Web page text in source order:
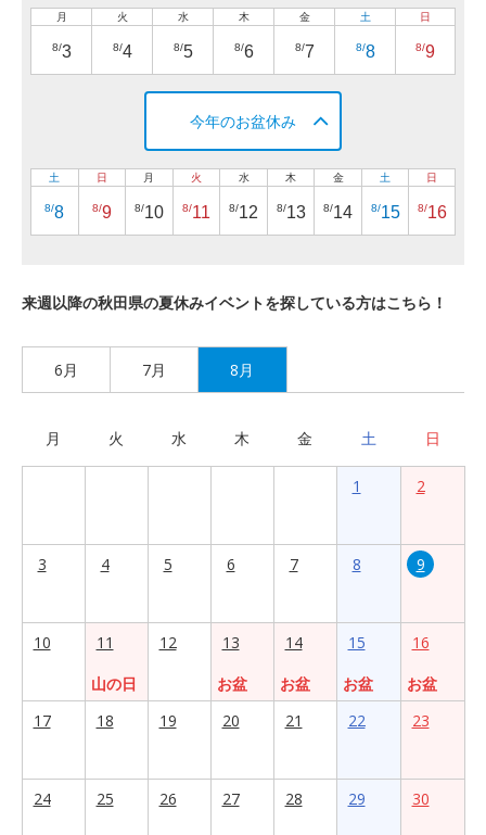
月
8/3
火
8/4
水
8/5
木
8/6
金
8/7
土
8/8
日
8/9
今年のお盆休み
土
8/8
日
8/9
月
8/10
火
8/11
水
8/12
木
8/13
金
8/14
土
8/15
日
8/16
来週以降の秋田県の夏休みイベントを探している方はこちら！
6月 7月 8月
月 火 水 木 金 土 日
1 2
3 4 5 6 7 8 9
10
11
山の日
12
13
お盆
14
お盆
15
お盆
16
お盆
17
18 19 20 21 22 23
24 25 26 27 28 29 30